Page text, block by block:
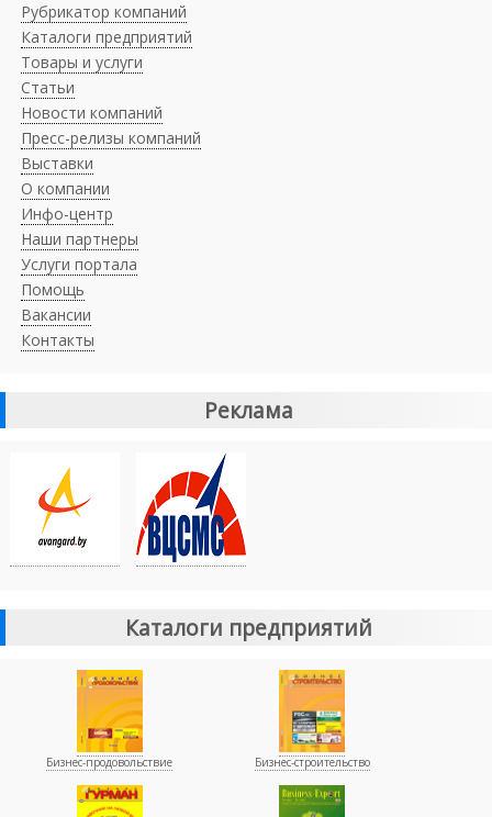
Рубрикатор компаний
Каталоги предприятий
Товары и услуги
Статьи
Новости компаний
Пресс-релизы компаний
Выставки
О компании
Инфо-центр
Наши партнеры
Услуги портала
Помощь
Вакансии
Контакты
Реклама
Каталоги предприятий
Бизнес-продовольствие Бизнес-строительство